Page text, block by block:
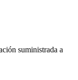
suministrada a